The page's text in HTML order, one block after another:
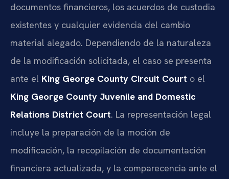
documentos financieros, los acuerdos de custodia
existentes y cualquier evidencia del cambio
material alegado. Dependiendo de la naturaleza
de la modificación solicitada, el caso se presenta
ante el King George County Circuit Court o el
King George County Juvenile and Domestic
Relations District Court. La representación legal
incluye la preparación de la moción de
modificación, la recopilación de documentación
financiera actualizada, y la comparecencia ante el